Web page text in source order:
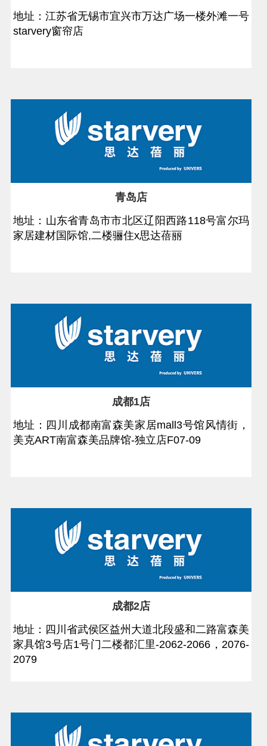
地址：江苏省无锡市宜兴市万达广场一楼外滩一号
starvery窗帘店
青岛店
地址：山东省青岛市市北区辽阳西路118号富尔玛
家居建材国际馆,二楼骊住x思达蓓丽
成都1店
地址：四川成都南富森美家居mall3号馆风情街，
美克ART南富森美品牌馆-独立店F07-09
成都2店
地址：四川省武侯区益州大道北段盛和二路富森美
家具馆3号店1号门二楼都汇里-2062-2066，2076-
2079